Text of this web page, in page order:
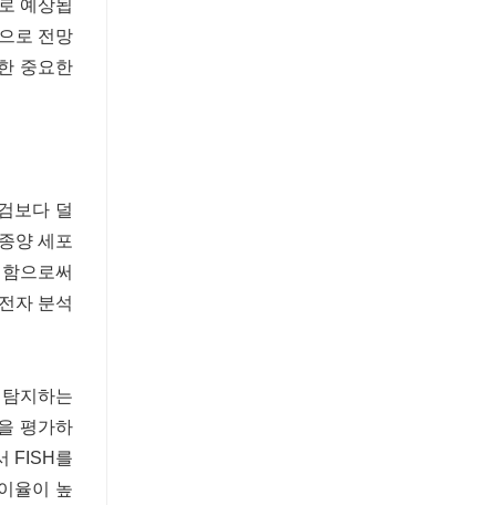
예상됩
로 전망
중요한
보다 덜
양 세포
으로써
자 분석
지하는
평가하
FISH를
율이 높